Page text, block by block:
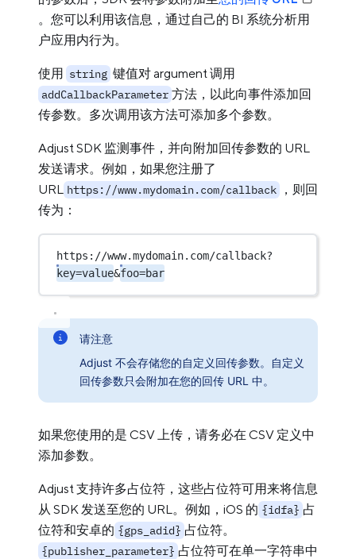
。您可以利用该信息，通过自己的 BI 系统分析用
户应用内行为。
使用 string 键值对 argument 调用
addCallbackParameter 方法，以此向事件添加回
传参数。多次调用该方法可添加多个参数。
Adjust SDK 监测事件，并向附加回传参数的 URL
发送请求。例如，如果您注册了
URL https://www.mydomain.com/callback
，则回
传为：
https://www.mydomain.com/callback?
key=value&foo=bar
请注意
Adjust 不会存储您的自定义回传参数。自定义
回传参数只会附加在您的回传 URL 中。
如果您使用的是 CSV 上传，请务必在 CSV 定义中
添加参数。
Adjust 支持许多占位符，这些占位符可用来将信息
从 SDK 发送至您的 URL。例如，iOS 的 {idfa} 占
位符和安卓的 {gps_adid} 占位符。
{publisher_parameter} 占位符可在单一字符串中